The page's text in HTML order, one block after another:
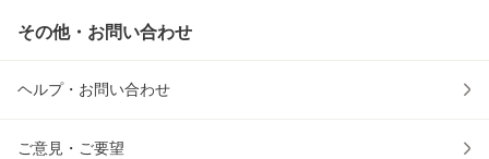
その他・お問い合わせ
ヘルプ・お問い合わせ
ご意見・ご要望